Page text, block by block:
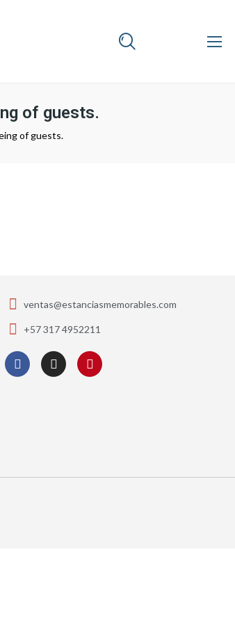
of guests.
of guests.
ventas@estanciasmemorables.com
+57 317 4952211